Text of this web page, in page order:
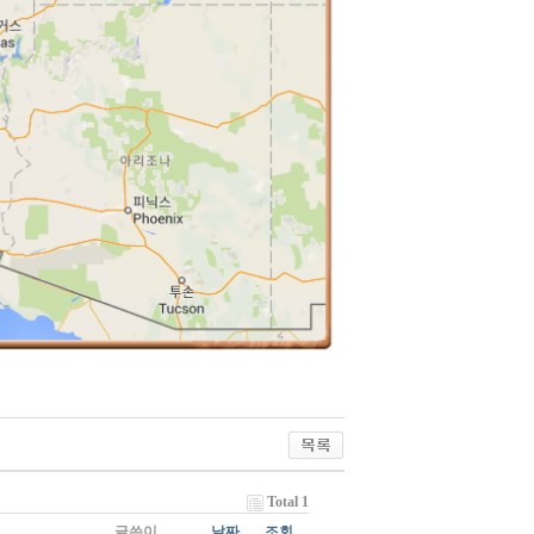
Total 1